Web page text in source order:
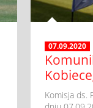
07.09.2020
Komisja ds.